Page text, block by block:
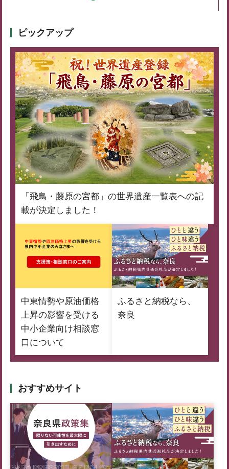
ピックアップ
「飛鳥・藤原の宮都」の世界遺産一覧表への記
載が決定しました！
中東情勢や原油価格
上昇の影響を受ける
中小企業向け相談窓
口について
ふるさと納税なら、
奈良
おすすめサイト